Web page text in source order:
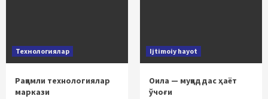
Технологиялар
Рақамли технологиялар
маркази
Ijtimoiy hayot
Оила — муқаддас ҳаёт
ўчоғи